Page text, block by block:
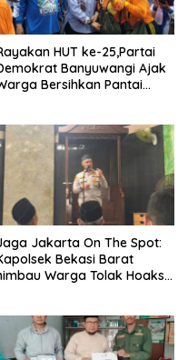
HUT ke-25,Partai
Banyuwangi Ajak
Bersihkan Pantai
Jakarta On The Spot:
Bekasi Barat
Warga Tolak Hoaks